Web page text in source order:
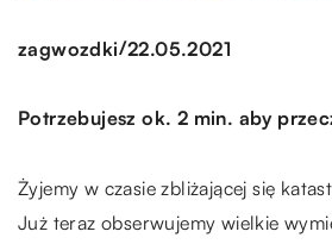
zagwozdki/22.05.2021
Potrzebujesz ok. 2 min. aby
Żyjemy w czasie zbliżającej się
Już teraz obserwujemy wielkie